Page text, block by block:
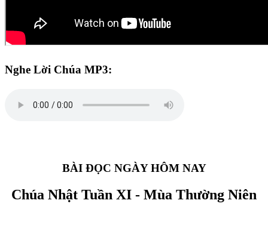
Nghe Lời Chúa MP3:
BÀI ĐỌC NGÀY HÔM NAY
Chúa Nhật Tuần XI - Mùa Thường Niên